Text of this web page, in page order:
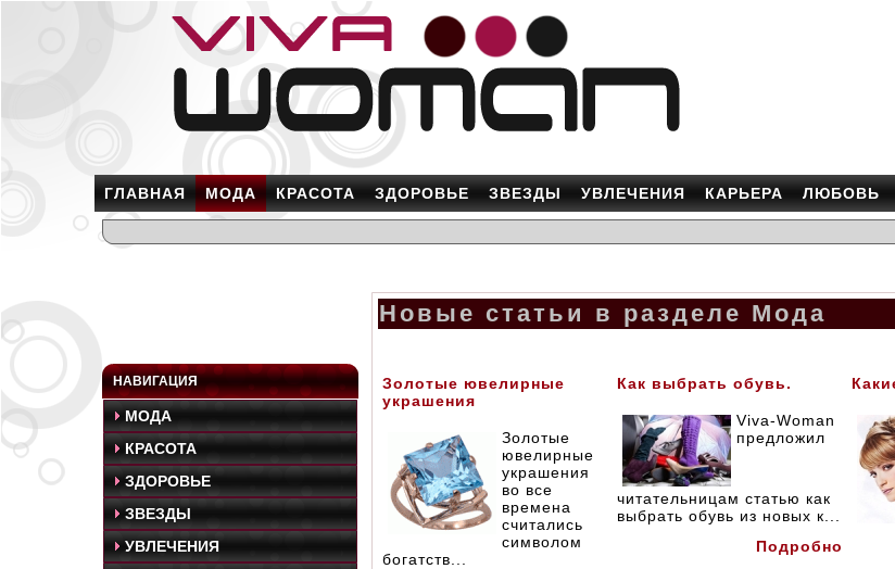
ГЛАВНАЯ МОДА КРАСОТА ЗДОРОВЬЕ ЗВЕЗДЫ УВЛЕЧЕНИЯ КАРЬЕРА ЛЮБОВЬ
НАВИГАЦИЯ
МОДА
КРАСОТА
ЗДОРОВЬЕ
ЗВЕЗДЫ
УВЛЕЧЕНИЯ
Новые статьи в разделе Мода
Золотые ювелирные
украшения
Золотые
ювелирные
украшения
во все
времена
считались
символом
богатств...
Как выбрать обувь.
Viva-Woman
предложил
читательницам статью как
выбрать обувь из новых к...
Подробно